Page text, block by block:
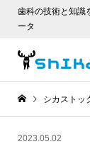
歯科の技術と知識
ータ
シカストッ
2023.05.02